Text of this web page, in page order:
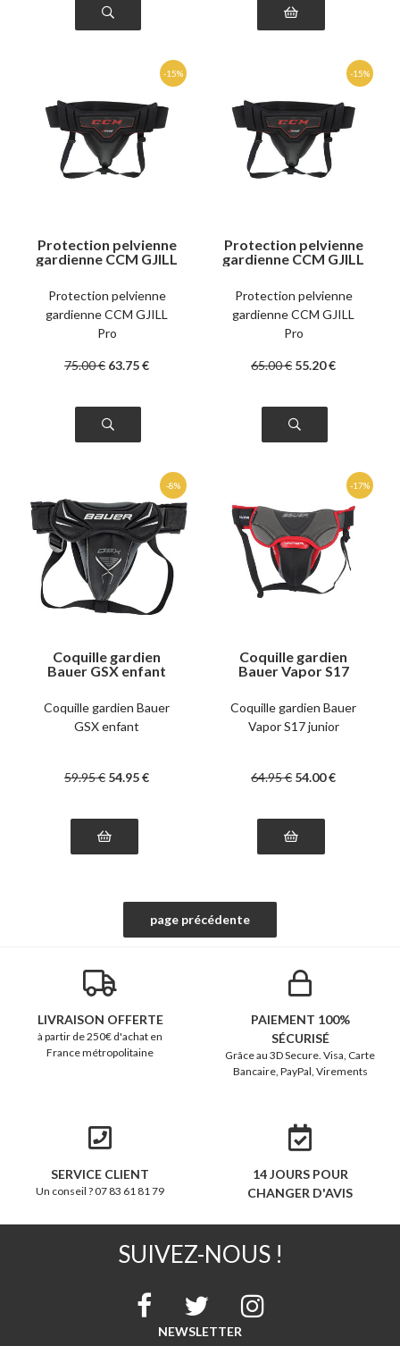
Protection pelvienne
gardienne CCM GJILL
Protection pelvienne
gardienne CCM GJILL
Pro
75.00€ 63.75€
Protection pelvienne
gardienne CCM GJILL
Protection pelvienne
gardienne CCM GJILL
Pro
65.00€ 55.20€
Coquille gardien
Bauer GSX enfant
Coquille gardien Bauer
GSX enfant
59.95€ 54.95€
Coquille gardien
Bauer Vapor S17
Coquille gardien Bauer
Vapor S17 junior
64.95€ 54.00€
LIVRAISON OFFERTE
à partir de 250€ d'achat en
France métropolitaine
PAIEMENT 100%
SÉCURISÉ
Grâce au 3D Secure. Visa, Carte
Bancaire, PayPal, Virements
SERVICE CLIENT
Un conseil ? 07 83 61 81 79
14 JOURS POUR
CHANGER D'AVIS
SUIVEZ-NOUS !
NEWSLETTER